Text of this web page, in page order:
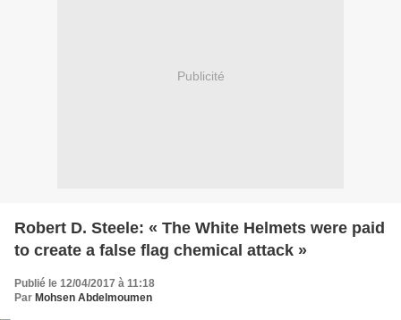
Publicité
Robert D. Steele: « The White Helmets were paid
to create a false flag chemical attack »
Publié le 12/04/2017 à 11:18
Par Mohsen Abdelmoumen